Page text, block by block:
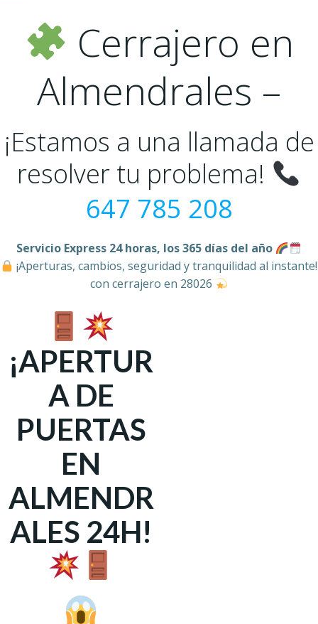
Cerrajero en
Almendrales –
¡Estamos a una llamada de
resolver tu problema!
647 785 208
Servicio Express 24 horas, los 365 días del año
¡Aperturas, cambios, seguridad y tranquilidad al instante!
con cerrajero en 28026
¡APERTUR
A DE
PUERTAS
EN
ALMENDR
ALES 24H!